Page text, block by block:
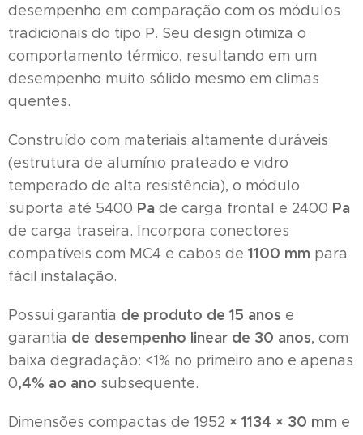
desempenho em comparação com os módulos
tradicionais do tipo P. Seu design otimiza o
comportamento térmico, resultando em um
desempenho muito sólido mesmo em climas
quentes.
Construído com materiais altamente duráveis ​​
(estrutura de alumínio prateado e vidro
temperado de alta resistência), o módulo
suporta até 5400 Pa de carga frontal e 2400 Pa
de carga traseira. Incorpora conectores
compatíveis com MC4 e cabos de 1100 mm para
fácil instalação.
Possui garantia de produto de 15 anos e
garantia de desempenho linear de 30 anos, com
baixa degradação: <1% no primeiro ano e apenas
0,4% ao ano subsequente.
Dimensões compactas de 1952 × 1134 × 30 mm e